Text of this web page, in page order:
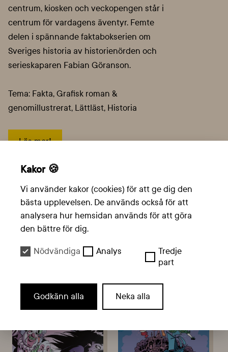
centrum, kiosken och veckopengen står i
centrum för vardagens äventyr. Femte
delen i spännande faktabokserien om
Sveriges historia av historienörden och
serieskaparen Fabian Göranson.
Tema: Fakta, Grafisk roman &
genomillustrerat, Lättläst, Historia
Läs mer!
Liknande böcker
Kakor 🍪
Vi använder kakor (cookies) för att ge dig den
bästa upplevelsen. De används också för att
analysera hur hemsidan används för att göra
den bättre för dig.
Nödvändiga Analys
Tredje
part
Godkänn alla Neka alla